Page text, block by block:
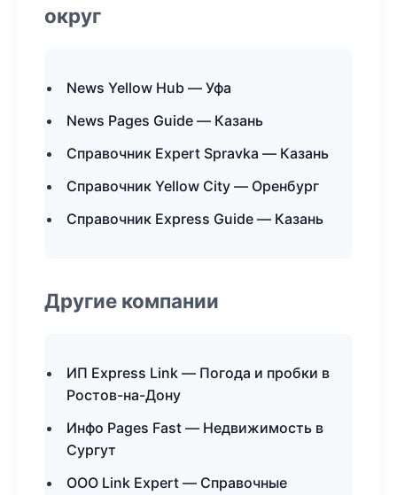
округ
News Yellow Hub — Уфа
News Pages Guide — Казань
Справочник Expert Spravka — Казань
Справочник Yellow City — Оренбург
Справочник Express Guide — Казань
Другие компании
ИП Express Link — Погода и пробки в
Ростов-на-Дону
Инфо Pages Fast — Недвижимость в
Сургут
ООО Link Expert — Справочные